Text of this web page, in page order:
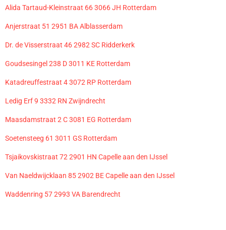
Alida Tartaud-Kleinstraat 66 3066 JH Rotterdam
Anjerstraat 51 2951 BA Alblasserdam
Dr. de Visserstraat 46 2982 SC Ridderkerk
Goudsesingel 238 D 3011 KE Rotterdam
Katadreuffestraat 4 3072 RP Rotterdam
Ledig Erf 9 3332 RN Zwijndrecht
Maasdamstraat 2 C 3081 EG Rotterdam
Soetensteeg 61 3011 GS Rotterdam
Tsjaikovskistraat 72 2901 HN Capelle aan den IJssel
Van Naeldwijcklaan 85 2902 BE Capelle aan den IJssel
Waddenring 57 2993 VA Barendrecht